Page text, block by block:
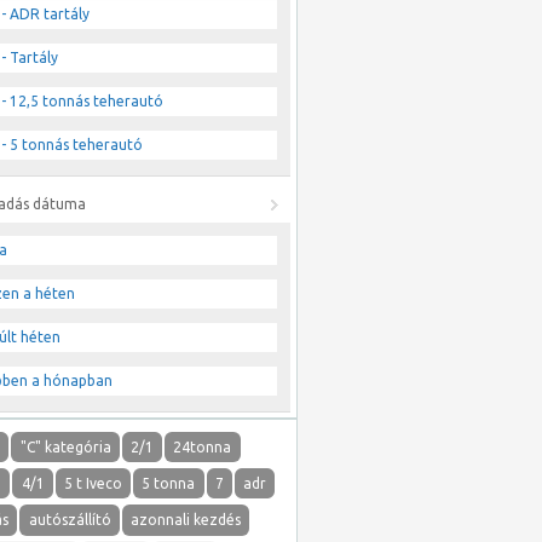
- ADR tartály
- Tartály
- 12,5 tonnás teherautó
- 5 tonnás teherautó
dátuma
a héten
héten
a hónapban
"C" kategória 2/1 24tonna
4/1 5 t Iveco 5 tonna 7 adr
autószállító azonnali kezdés